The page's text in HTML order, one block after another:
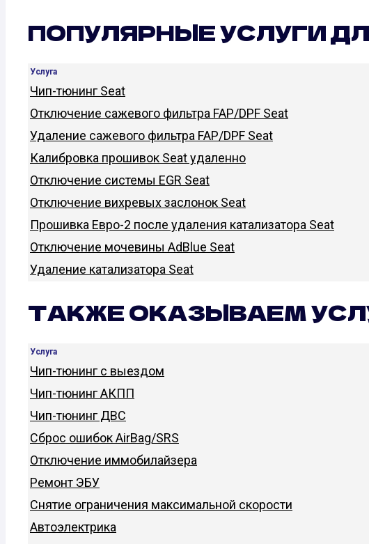
ПОПУЛЯРНЫЕ УСЛУГИ
Услуга
Чип-тюнинг Seat
Отключение сажевого фильтра FAP/DPF Seat
Удаление сажевого фильтра FAP/DPF Seat
Калибровка прошивок Seat удаленно
Отключение системы EGR Seat
Отключение вихревых заслонок Seat
Прошивка Евро-2 после удаления катализатора Seat
Отключение мочевины AdBlue Seat
Удаление катализатора Seat
ТАКЖЕ ОКАЗЫВАЕМ
Услуга
Чип-тюнинг с выездом
Чип-тюнинг АКПП
Чип-тюнинг ДВС
Сброс ошибок AirBag/SRS
Отключение иммобилайзера
Ремонт ЭБУ
Снятие ограничения максимальной скорости
Автоэлектрика